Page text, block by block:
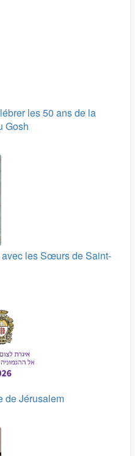
les 50 ans de la
Gosh
les Sœurs de Saint-
de Jérusalem